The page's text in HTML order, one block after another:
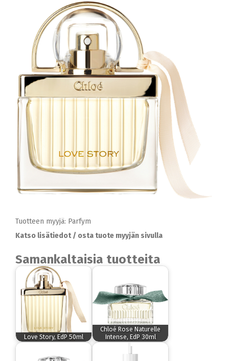
Tuotteen myyjä: Parfym
Katso lisätiedot / osta tuote myyjän sivulla
Samankaltaisia tuotteita
Love Story, EdP 50ml
Chloé Rose Naturelle
Intense, EdP 30ml